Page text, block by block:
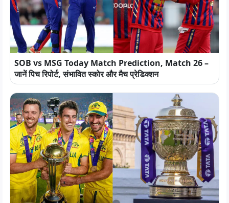
SOB vs MSG Today Match Prediction, Match 26 –
जानें पिच रिपोर्ट, संभावित स्कोर और मैच प्रेडिक्शन